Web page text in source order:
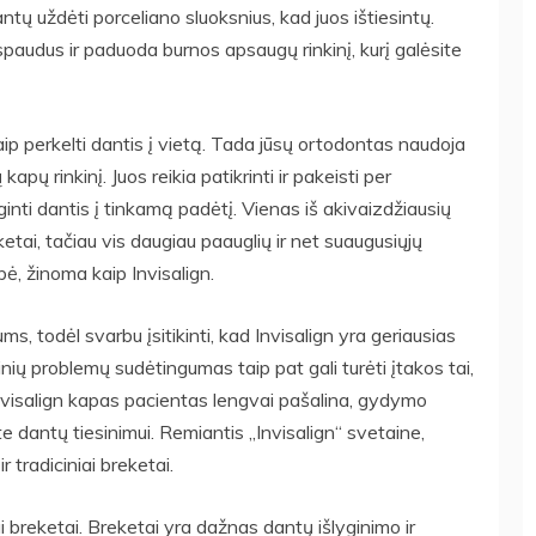
uždėti porceliano sluoksnius, kad juos ištiesintų.
ir paduoda burnos apsaugų rinkinį, kurį galėsite
perkelti dantis į vietą. Tada jūsų ortodontas naudoja
rinkinį. Juos reikia patikrinti ir pakeisti per
dantis į tinkamą padėtį. Vienas iš akivaizdžiausių
tačiau vis daugiau paauglių ir net suaugusiųjų
žinoma kaip Invisalign.
todėl svarbu įsitikinti, kad Invisalign yra geriausias
problemų sudėtingumas taip pat gali turėti įtakos tai,
kapas pacientas lengvai pašalina, gydymo
dantų tiesinimui. Remiantis „Invisalign“ svetaine,
tradiciniai breketai.
breketai. Breketai yra dažnas dantų išlyginimo ir